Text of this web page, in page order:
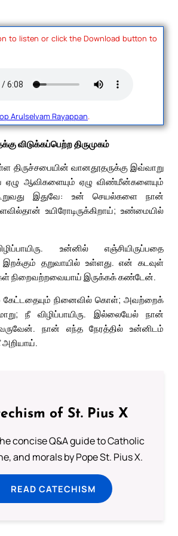
to listen or click the Download button to
Arulselvam Rayappan.
விடுக்கப்பெற்ற திருமுகம்
திருச்சபையின் வானதூதருக்கு இவ்வாறு
ஏழு ஆவிகளையும் ஏழு விண்மீன்களையும்
இதுவே: உன் செயல்களை நான்
உயிரோடிருக்கிறாய்; உண்மையில்
உன்னில் எஞ்சியிருப்பதை
இறக்கும் தறுவாயில் உள்ளது. என் கடவுள்
நிறைவற்றவையாய் இருக்கக் கண்டேன்.
கேட்டதையும் நினைவில் கொள்; அவற்றைக்
நீ விழிப்பாயிரு. இல்லையேல் நான்
நான் எந்த நேரத்தில் உன்னிடம்
of St. Pius X
concise Q&A guide to Catholic
and morals by Pope St. Pius X.
READ CATECHISM